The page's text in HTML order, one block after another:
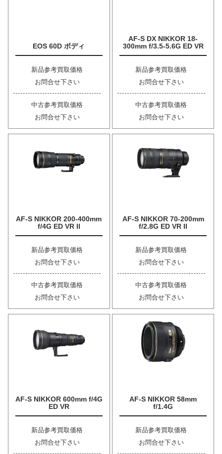
EOS 60D ボディ
新品参考買取価格
お問合せ下さい
中古参考買取価格
お問合せ下さい
AF-S DX NIKKOR 18-
300mm f/3.5-5.6G ED VR
新品参考買取価格
お問合せ下さい
中古参考買取価格
お問合せ下さい
AF-S NIKKOR 200-400mm
f/4G ED VR II
新品参考買取価格
お問合せ下さい
中古参考買取価格
お問合せ下さい
AF-S NIKKOR 70-200mm
f/2.8G ED VR II
新品参考買取価格
お問合せ下さい
中古参考買取価格
お問合せ下さい
AF-S NIKKOR 600mm f/4G
ED VR
新品参考買取価格
お問合せ下さい
AF-S NIKKOR 58mm
f/1.4G
新品参考買取価格
お問合せ下さい